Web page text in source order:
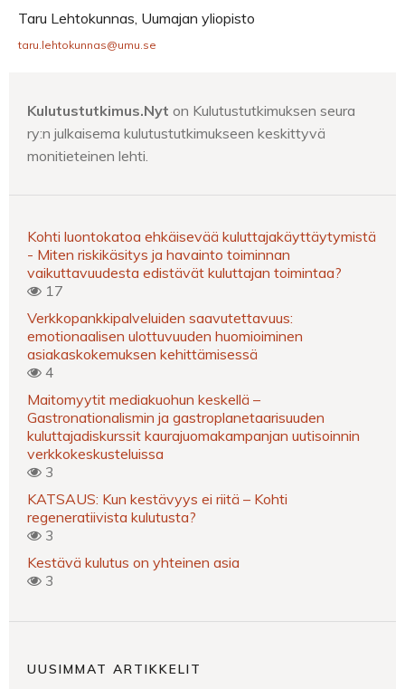
Taru Lehtokunnas, Uumajan yliopisto
taru.lehtokunnas@umu.se
Kulutustutkimus.Nyt on Kulutustutkimuksen seura
ry:n julkaisema kulutustutkimukseen keskittyvä
monitieteinen lehti.
Kohti luontokatoa ehkäisevää kuluttajakäyttäytymistä
- Miten riskikäsitys ja havainto toiminnan
vaikuttavuudesta edistävät kuluttajan toimintaa?
17
Verkkopankkipalveluiden saavutettavuus:
emotionaalisen ulottuvuuden huomioiminen
asiakaskokemuksen kehittämisessä
4
Maitomyytit mediakuohun keskellä –
Gastronationalismin ja gastroplanetaarisuuden
kuluttajadiskurssit kaurajuomakampanjan uutisoinnin
verkkokeskusteluissa
3
KATSAUS: Kun kestävyys ei riitä – Kohti
regeneratiivista kulutusta?
3
Kestävä kulutus on yhteinen asia
3
UUSIMMAT ARTIKKELIT